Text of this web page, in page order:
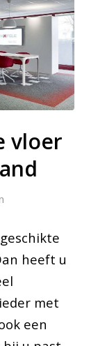
vloer
heeft u
met
een